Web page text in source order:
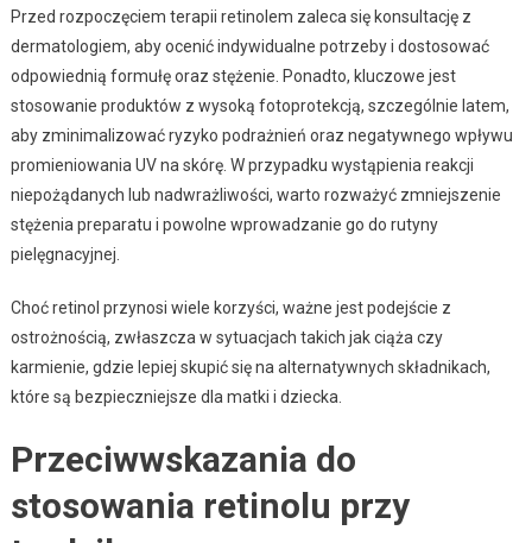
Przed rozpoczęciem terapii retinolem zaleca się konsultację z
dermatologiem, aby ocenić indywidualne potrzeby i dostosować
odpowiednią formułę oraz stężenie. Ponadto, kluczowe jest
stosowanie produktów z wysoką fotoprotekcją, szczególnie latem,
aby zminimalizować ryzyko podrażnień oraz negatywnego wpływu
promieniowania UV na skórę. W przypadku wystąpienia reakcji
niepożądanych lub nadwrażliwości, warto rozważyć zmniejszenie
stężenia preparatu i powolne wprowadzanie go do rutyny
pielęgnacyjnej.
Choć retinol przynosi wiele korzyści, ważne jest podejście z
ostrożnością, zwłaszcza w sytuacjach takich jak ciąża czy
karmienie, gdzie lepiej skupić się na alternatywnych składnikach,
które są bezpieczniejsze dla matki i dziecka.
Przeciwwskazania do
stosowania retinolu przy